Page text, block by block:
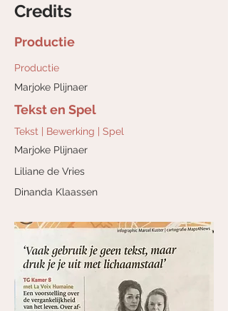
Productie
Productie
Marjoke Plijnaer
Tekst en Spel
Tekst | Bewerking | Spel
Marjoke Plijnaer
Liliane de Vries
Dinanda Klaassen
Credits